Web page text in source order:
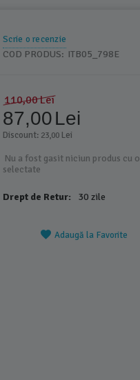
Scrie o recenzie
COD PRODUS: ITB05_798E
110,00Lei
87,00Lei
Discount: 23,00 Lei
Nu a fost gasit niciun produs cu
selectate
Drept de Retur: 30 zile
Adaugă la Favorite